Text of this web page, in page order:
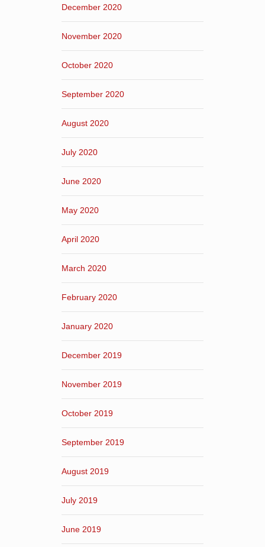
December 2020
November 2020
October 2020
September 2020
August 2020
July 2020
June 2020
May 2020
April 2020
March 2020
February 2020
January 2020
December 2019
November 2019
October 2019
September 2019
August 2019
July 2019
June 2019